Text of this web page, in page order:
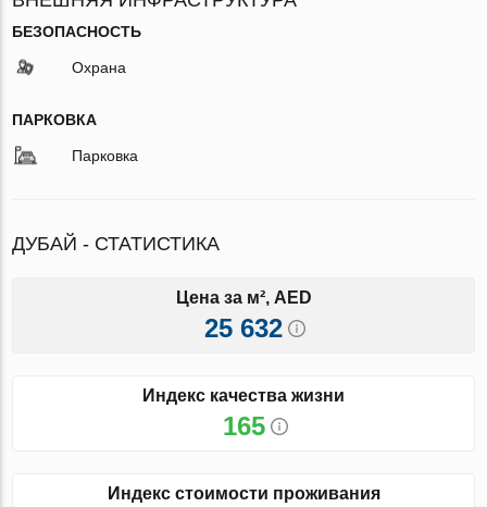
БЕЗОПАСНОСТЬ
Охрана
ПАРКОВКА
Парковка
ДУБАЙ - СТАТИСТИКА
Цена за м², AED
25 632
Индекс качества жизни
165
Индекс стоимости проживания